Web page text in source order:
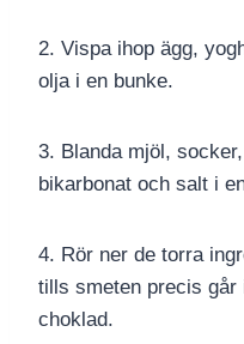
2. Vispa ihop ägg,
olja i en bunke.
3. Blanda mjöl,
bikarbonat och salt i
4. Rör ner de torra
tills smeten precis går
choklad.